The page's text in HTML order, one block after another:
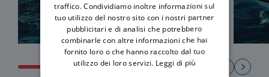
traffico. Condividiamo inoltre informazioni sul
tuo utilizzo del nostro sito con i nostri partner
pubblicitari e di analisi che potrebbero
combinarle con altre informazioni che hai
fornito loro o che hanno raccolto dal tuo
utilizzo dei loro servizi. Leggi di più